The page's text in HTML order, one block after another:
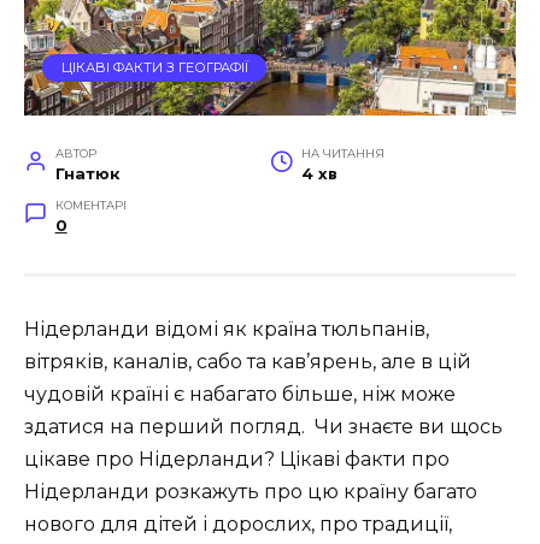
ЦІКАВІ ФАКТИ З ГЕОГРАФІЇ
АВТОР
Гнатюк
НА ЧИТАННЯ
4 хв
КОМЕНТАРІ
0
Нідерланди відомі як країна тюльпанів,
вітряків, каналів, сабо та кав’ярень, але в цій
чудовій країні є набагато більше, ніж може
здатися на перший погляд. Чи знаєте ви щось
цікаве про Нідерланди? Цікаві факти про
Нідерланди розкажуть про цю країну багато
нового для дітей і дорослих, про традиції,